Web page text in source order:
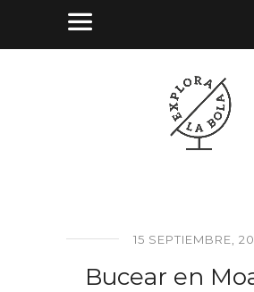
15 SEPTIEMBRE,
Bucear en